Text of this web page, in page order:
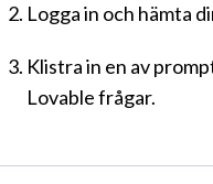
Logga in och hämta
Klistra in en av
Lovable frågar.